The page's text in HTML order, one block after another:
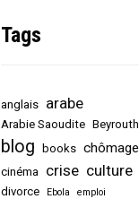
Tags
anglais arabe
Arabie Saoudite Beyrouth
blog books chômage
cinéma crise culture
divorce Ebola emploi